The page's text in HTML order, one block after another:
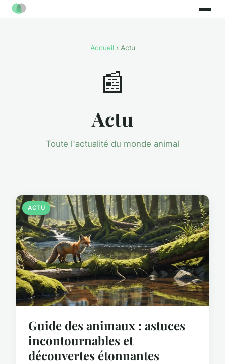
Accueil› Actu
📰
Actu
Toute l'actualité du monde animal
ACTU
Guide des animaux : astuces
incontournables et
découvertes étonnantes